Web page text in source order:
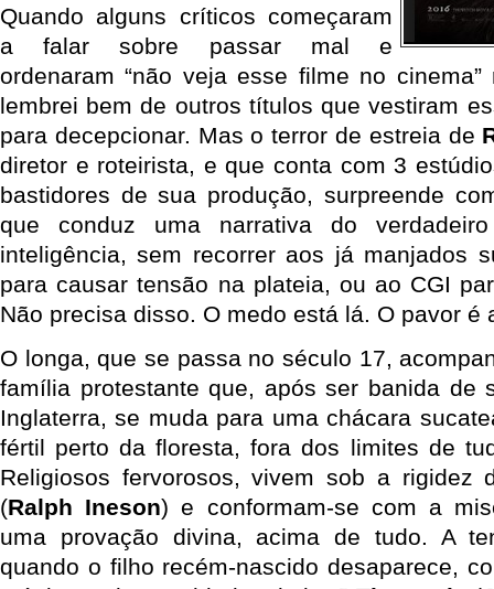
Quando alguns críticos começaram
a falar sobre passar mal e
ordenaram “não veja esse filme no
lembrei bem de outros títulos que vestiram
para decepcionar. Mas o terror de estreia de
diretor e roteirista, e que conta com 3
bastidores de sua produção, surpreende
que conduz uma narrativa do
inteligência, sem recorrer aos já manjados
para causar tensão na plateia, ou ao CGI
Não precisa disso. O medo está lá. O pavor é
O longa, que se passa no século 17,
família protestante que, após ser banida de
Inglaterra, se muda para uma chácara
fértil perto da floresta, fora dos limites de
Religiosos fervorosos, vivem sob a rigidez
(Ralph Ineson) e conformam-se com a
uma provação divina, acima de tudo. A
quando o filho recém-nascido desaparece,